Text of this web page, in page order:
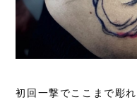
初回一撃でここまで彫